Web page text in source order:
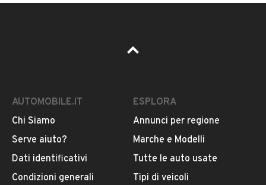
AUTOMOBILE.IT
Chi Siamo
Serve aiuto?
Dati identificativi
Condizioni generali
ESPLORA
Annunci per regione
Marche e Modelli
Tutte le auto usate
Tipi di veicoli